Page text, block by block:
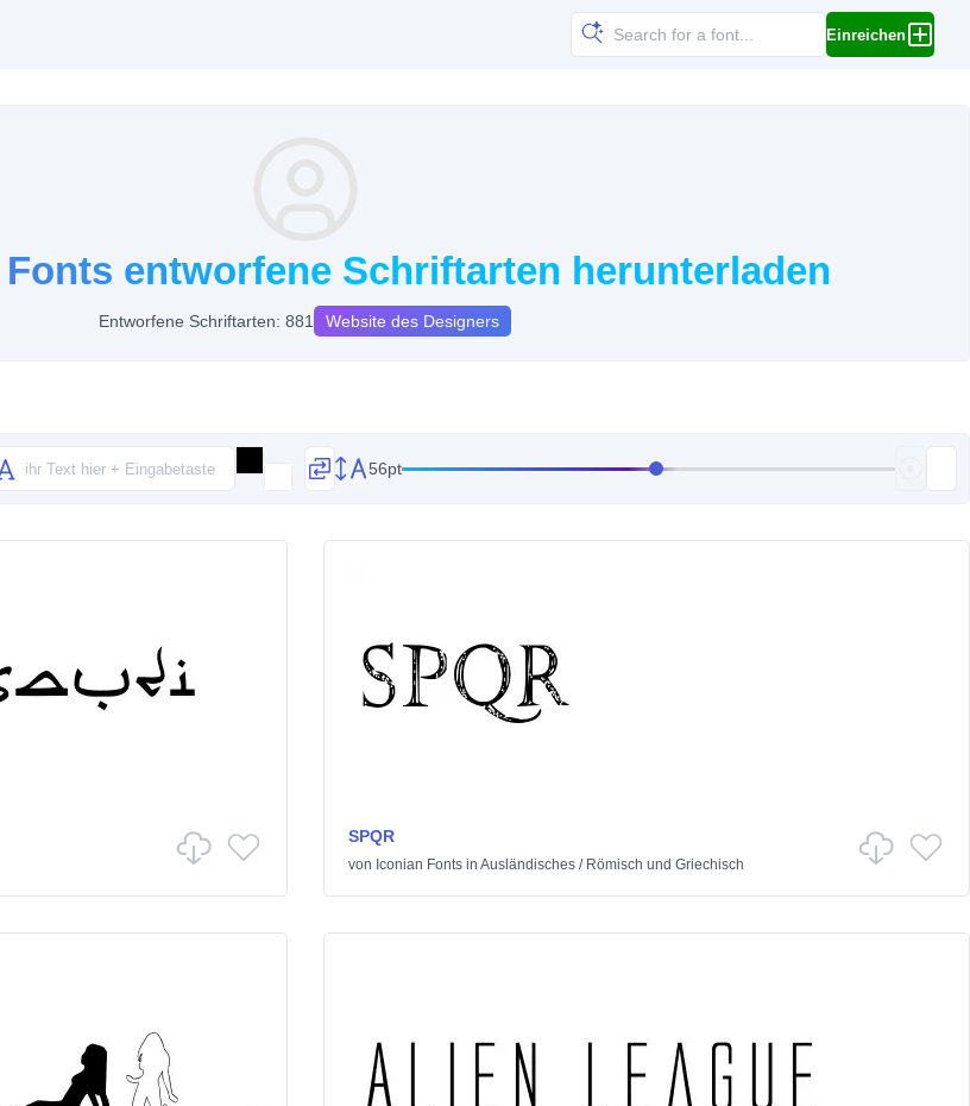
Einreichen
entworfene Schriftarten herunterladen
Entworfene Schriftarten: 881 Website des Designers
56pt
SPQR
von Iconian Fontsin Ausländisches/ Römisch und Griechisch